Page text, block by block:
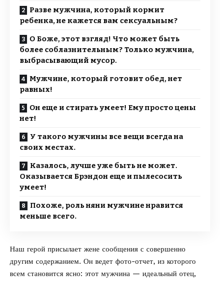
Разве мужчина, который кормит
ребенка, не кажется вам сексуальным?
О Боже, этот взгляд! Что может быть
более соблазнительным? Только мужчина,
выбрасывающий мусор.
Мужчине, который готовит обед, нет
равных!
Он еще и стирать умеет! Ему просто цены
нет!
У такого мужчины все вещи всегда на
своих местах.
Казалось, лучше уже быть не может.
Оказывается Брэндон еще и пылесосить
умеет!
Похоже, роль няни мужчине нравится
меньше всего.
Наш герой присылает жене сообщения с совершенно
другим содержанием. Он ведет фото-отчет, из которого
всем становится ясно: этот мужчина — идеальный отец,